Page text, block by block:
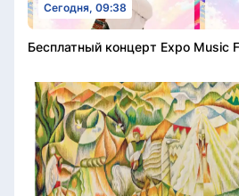
Сегодня, 09:38
Бесплатный концерт Expo Music